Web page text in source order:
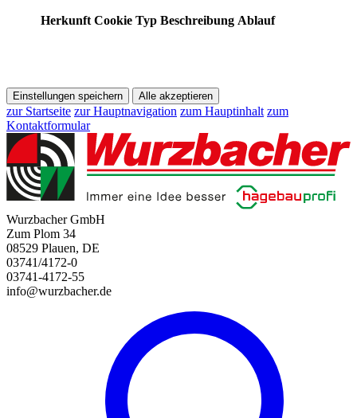
Herkunft Cookie Typ Beschreibung Ablauf
Einstellungen speichern Alle akzeptieren
zur Startseite zur Hauptnavigation zum Hauptinhalt zum
Kontaktformular
Wurzbacher GmbH
Zum Plom 34
08529 Plauen, DE
03741/4172-0
03741-4172-55
info@wurzbacher.de